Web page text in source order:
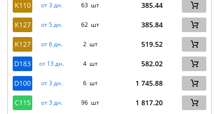
K110 от 3 дн. 63 шт 385.44
K127 от 5 дн. 62 шт 385.84
K127 от 6 дн. 2 шт 519.52
D183 от 13 дн. 4 шт 582.02
D100 от 3 дн. 6 шт 1 745.88
C115 от 3 дн. 96 шт 1 817.20